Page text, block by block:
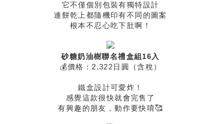
它不僅個別包裝有獨特設計
連餅乾上都隨機印有不同的圖案
根本不忍心吃下肚啊！
砂糖奶油樹聯名禮盒組16入
💰價格：2,322日圓（含稅）
鐵盒設計可愛炸！
感覺這款很快就會完售了
有興趣的朋友，動作要快唷🥰